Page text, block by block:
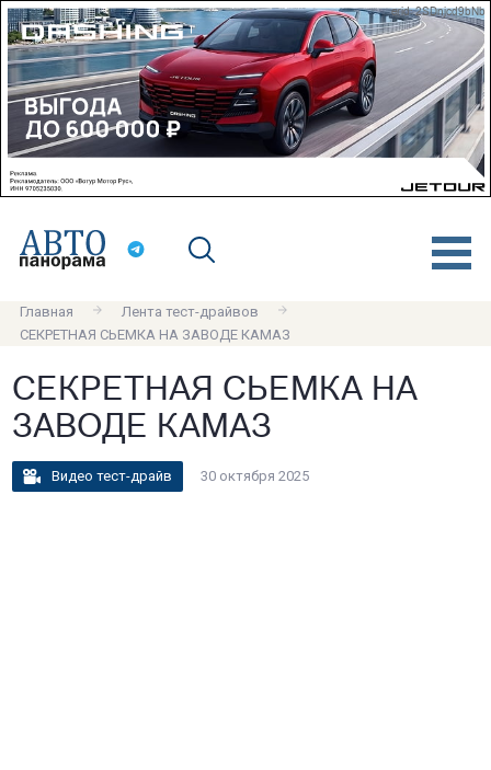
erid: 2SDnjcd9bNb
Главная
Лента тест-драйвов
СЕКРЕТНАЯ СЬЕМКА НА ЗАВОДЕ КАМАЗ
СЕКРЕТНАЯ СЬЕМКА НА
ЗАВОДЕ КАМАЗ
Видео тест-драйв 30 октября 2025